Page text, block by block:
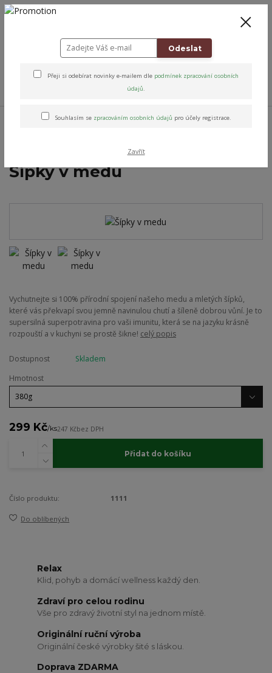
+420 778 743 310
Přírodní péče & Dobroty Poctivá spižírna
Ochucené medy
Šípky v medu
Vychutnejte si 100% přírodní spojení našeho medu a mletých šípků,
které vás překvapí svou jemně navinulou chutí a šíleně dobrou vůní. Je to
supersilná superpotravina pro vaši imunitu, která se na jazyku krásně
rozpouští a v kuchyni se prostě šikne! celý popis
Dostupnost
Skladem
Hmotnost
299 Kč/ks247 Kčbez DPH
Přidat do košíku
Číslo produktu: 1111
Do oblíbených
Relax
Klid, pohyb a domácí wellness každý den.
Zdraví pro celou rodinu
Vše pro zdravý životní styl na jednom místě.
Originální ruční výroba
Originální české výrobky šité s láskou.
Doprava ZDARMA
Odeslat
Přeji si odebírat novinky e-mailem dle podmínek zpracování osobních
údajů.
Souhlasím se zpracováním osobních údajů pro účely registrace.
Zavřít